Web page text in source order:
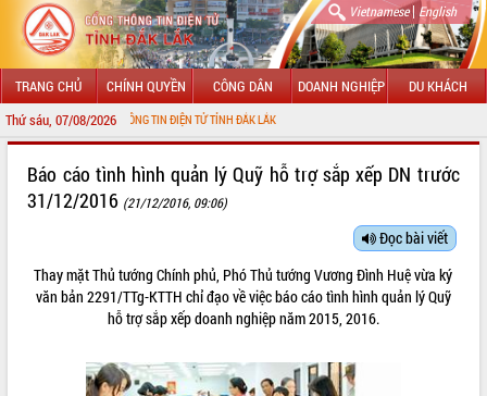
Vietnamese| English
TRANG CHỦ CHÍNH QUYỀN CÔNG DÂN DOANH NGHIỆP DU KHÁCH
Thứ sáu, 07/08/2026
VỚI CỔNG THÔNG TIN ĐIỆN TỬ TỈNH ĐẮK LẮK
LÃNH ĐẠO UBND TỈNH
SỞ, BAN, NGÀNH
THÔNG TIN CHỈ ĐẠO ĐIỀU HÀNH
Báo cáo tình hình quản lý Quỹ hỗ trợ sắp xếp DN trước
31/12/2016 (21/12/2016, 09:06)
Đọc bài viết
Thay mặt Thủ tướng Chính phủ, Phó Thủ tướng Vương Đình Huệ vừa ký
văn bản 2291/TTg-KTTH chỉ đạo về việc báo cáo tình hình quản lý Quỹ
hỗ trợ sắp xếp doanh nghiệp năm 2015, 2016.